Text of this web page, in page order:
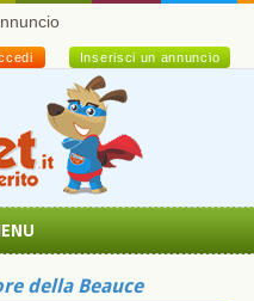
Inserisci un annuncio
della Beauce